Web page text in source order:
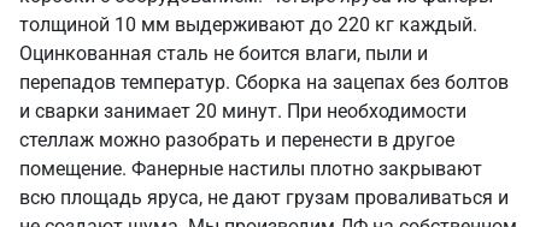
толщиной 10 мм выдерживают до 220 кг каждый.
Оцинкованная сталь не боится влаги, пыли и
перепадов температур. Сборка на зацепах без болтов
и сварки занимает 20 минут. При необходимости
стеллаж можно разобрать и перенести в другое
помещение. Фанерные настилы плотно закрывают
всю площадь яруса, не дают грузам проваливаться и